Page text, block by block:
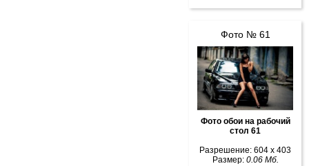
Фото № 61
Фото обои на рабочий
стол 61
Разрешение: 604 x 403
Размер: 0.06 Мб.